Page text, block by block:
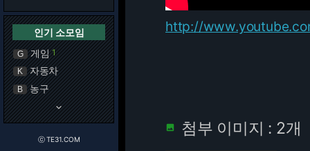
인기 소모임
G 게임 1
K 자동차
B 농구
keyboard_arrow_down
ⓒ TE31.COM
http://
 첨부 이미지 : 2개